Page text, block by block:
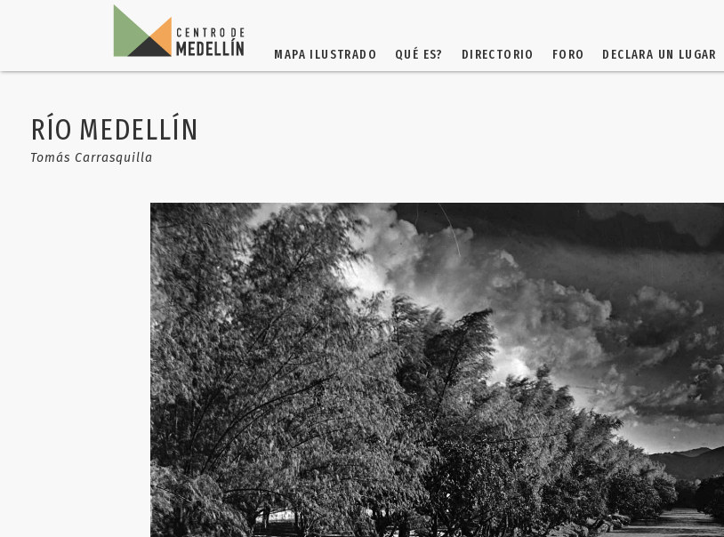
MAPA ILUSTRADO QUÉ ES? DIRECTORIO FORO DECLARA UN LUGAR
RÍO MEDELLÍN
Tomás Carrasquilla